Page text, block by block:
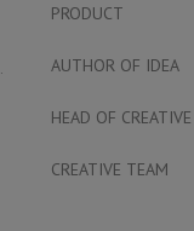
PRODUCT
AUTHOR OF IDEA
HEAD OF CREATIVE
CREATIVE TEAM